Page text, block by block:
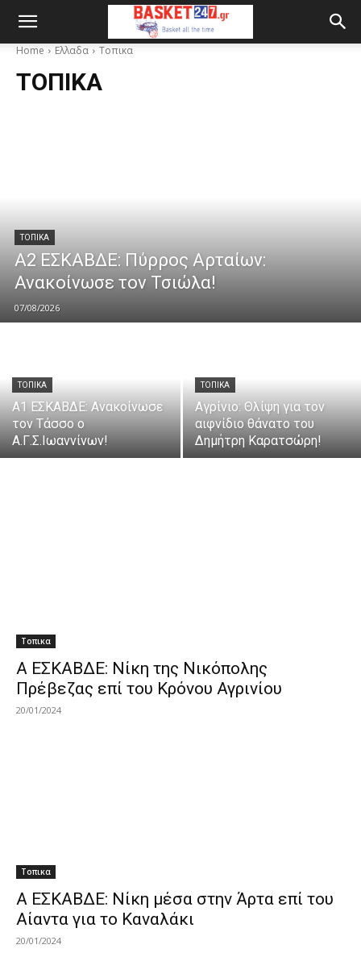
Home Ελλαδα Τοπικα
ΤΟΠΙΚΑ
ΤΟΠΙΚΑ
A2 ΕΣΚΑΒΔΕ: Πύρρος Αρταίων:
Ανακοίνωσε τον Τσιώλα!
07/08/2026
ΤΟΠΙΚΑ
Α1 ΕΣΚΑΒΔΕ: Ανακοίνωσε
τον Τάσσο ο
Α.Γ.Σ.Ιωαννίνων!
ΤΟΠΙΚΑ
Αγρίνιο: Θλίψη για τον
αιφνίδιο θάνατο του
Δημήτρη Καρατσώρη!
Τοπικα
Α ΕΣΚΑΒΔΕ: Νίκη της Νικόπολης
Πρέβεζας επί του Κρόνου Αγρινίου
20/01/2024
Τοπικα
A EΣΚΑΒΔΕ: Νίκη μέσα στην Άρτα επί του
Αίαντα για το Καναλάκι
20/01/2024